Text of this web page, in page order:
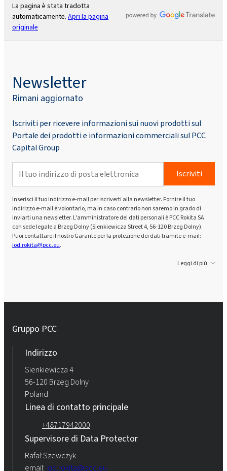
La pagina è stata tradotta
automaticamente. Apri la pagina
originale
Newsletter
Rimani aggiornato
Iscriviti per ricevere informazioni sui nuovi prodotti sul
Portale dei prodotti e informazioni commerciali sul PCC
Capital Group
Iscriviti
Inserisci il tuo indirizzo e-mail per iscriverti alla newsletter. Fornire il tuo
indirizzo e-mail è volontario, ma in caso contrario non saremo in grado di
inviarti una newsletter. L'amministratore dei dati personali è PCC Rokita SA
con sede legale a Brzeg Dolny (Sienkiewicza Street 4, 56-120 Brzeg Dolny).
Puoi contattare il nostro Garante per la protezione dei dati tramite e-mail:
iod.rokita@pcc.eu.
Leggi di più
Gruppo PCC
Indirizzo
Sienkiewicza 4
56-120 Brzeg Dolny
Poland
Linea di contatto principale
+48717942000
Supervisore di Data Protector
Rafał Szewczyk
email: iod.rokita@pcc.eu